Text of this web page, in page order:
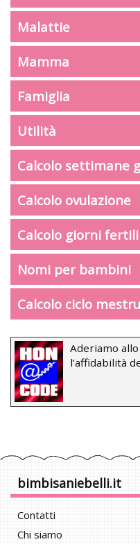
Malattie
Mamma
Famiglia
Utilità
Calcolo settimane
Calcolo ovulazione
Calcolo giorni fertili
Nomi per bambini
Calcolo ciclo
Aderiamo
l’affidabilità
bimbisaniebelli.it
Contatti
Chi siamo